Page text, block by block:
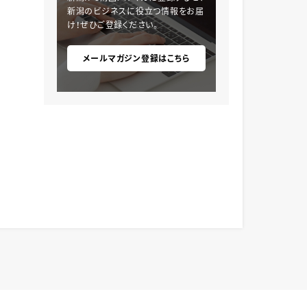
新潟のビジネスに役立つ情報をお届
け！ぜひご登録ください。
メールマガジン登録はこちら